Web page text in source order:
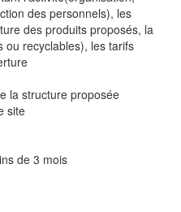
des personnels), les
des produits proposés, la
ou recyclables), les tarifs
la structure proposée
site
de 3 mois